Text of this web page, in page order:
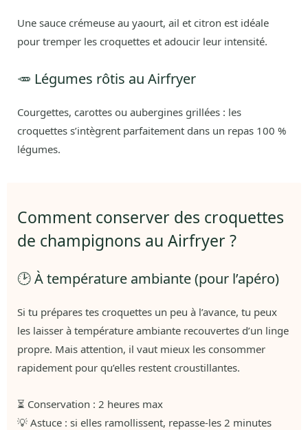
Une sauce crémeuse au yaourt, ail et citron est idéale
pour tremper les croquettes et adoucir leur intensité.
🥕 Légumes rôtis au Airfryer
Courgettes, carottes ou aubergines grillées : les
croquettes s’intègrent parfaitement dans un repas 100 %
légumes.
Comment conserver des croquettes
de champignons au Airfryer ?
🕑 À température ambiante (pour l’apéro)
Si tu prépares tes croquettes un peu à l’avance, tu peux
les laisser à température ambiante recouvertes d’un linge
propre. Mais attention, il vaut mieux les consommer
rapidement pour qu’elles restent croustillantes.
⏳ Conservation : 2 heures max
💡 Astuce : si elles ramollissent, repasse-les 2 minutes